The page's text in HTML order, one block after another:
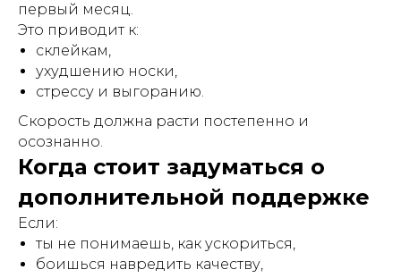
первый месяц.
Это приводит к:
склейкам,
ухудшению носки,
стрессу и выгоранию.
Скорость должна расти постепенно и
осознанно.
Когда стоит задуматься о
дополнительной поддержке
Если:
ты не понимаешь, как ускориться,
боишься навредить качеству,